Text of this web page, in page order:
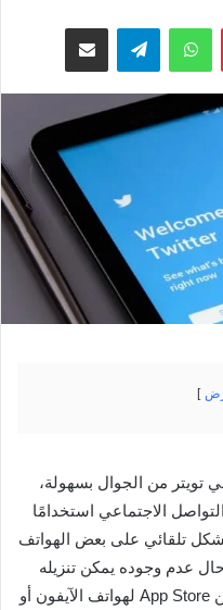
بينتيريستواتساب تيلقرام مشاركة عبر البريد
من الجوال بسهولة،
الاجتماعي استخدامًا
تلقائي على بعض الهواتف
عدم وجوده يمكن تنزيله
من متجر جوجل لأنظمة الأندرويد أو من App Store لهواتف الآيفون أو